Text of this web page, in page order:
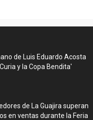
de Luis Eduardo Acosta
y la Copa Bendita'
de La Guajira superan
en ventas durante la Feria